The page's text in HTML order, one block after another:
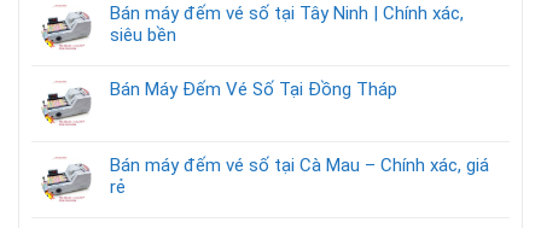
Bán máy đếm vé số tại Tây Ninh | Chính xác,
siêu bền
Bán Máy Đếm Vé Số Tại Đồng Tháp
Bán máy đếm vé số tại Cà Mau – Chính xác, giá
rẻ